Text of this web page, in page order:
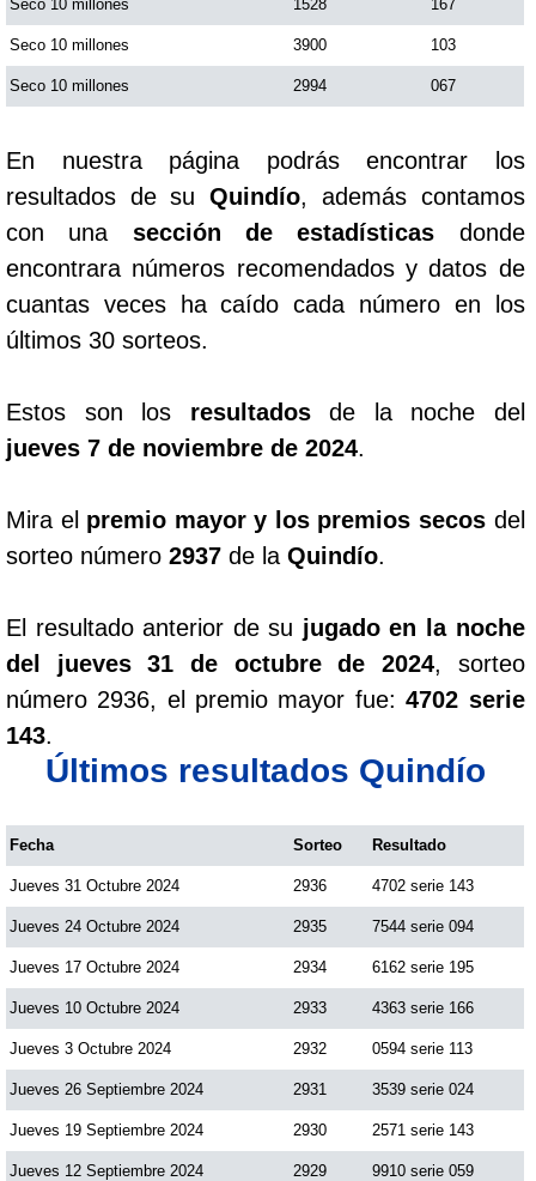
Seco 10 millones 1528 167
Seco 10 millones 3900 103
Seco 10 millones 2994 067
En nuestra página podrás encontrar los
resultados de suQuindío, además contamos
con una sección de estadísticas donde
encontrara números recomendados y datos de
cuantas veces ha caído cada número en los
últimos 30 sorteos.
Estos son los resultadosde la noche del
jueves 7 de noviembre de 2024.
Mira el premio mayor y los premios secosdel
sorteo número 2937 de la Quindío.
El resultado anterior de su jugado en la noche
del jueves 31 de octubre de 2024, sorteo
número 2936, el premio mayor fue:4702 serie
143.
Últimos resultados Quindío
Fecha Sorteo Resultado
Jueves 31 Octubre 2024 2936 4702 serie 143
Jueves 24 Octubre 2024 2935 7544 serie 094
Jueves 17 Octubre 2024 2934 6162 serie 195
Jueves 10 Octubre 2024 2933 4363 serie 166
Jueves 3 Octubre 2024 2932 0594 serie 113
Jueves 26 Septiembre 2024 2931 3539 serie 024
Jueves 19 Septiembre 2024 2930 2571 serie 143
Jueves 12 Septiembre 2024 2929 9910 serie 059